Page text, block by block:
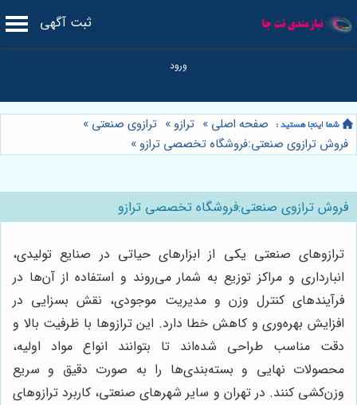
ثبت آگهی
صفحه اصلی » ترازو » ترازوی صنعتی »
فروش ترازوی صنعتی:فروشگاه تخصصی ترازو »
فروش ترازوی صنعتی:فروشگاه تخصصی ترازو
ترازوهای صنعتی یکی از ابزارهای حیاتی در صنایع تولیدی،
انبارداری و مراکز توزیع به شمار می‌روند و استفاده از آن‌ها در
فرآیندهای کنترل وزن و مدیریت موجودی، نقش بسزایی در
افزایش بهره‌وری و کاهش خطا دارد. این ترازوها با ظرفیت بالا و
دقت مناسب طراحی شده‌اند تا بتوانند انواع مواد اولیه،
محصولات نهایی و بسته‌بندی‌ها را به صورت دقیق و سریع
وزن‌کشی کنند. در تهران و سایر شهرهای صنعتی، کاربرد ترازوهای